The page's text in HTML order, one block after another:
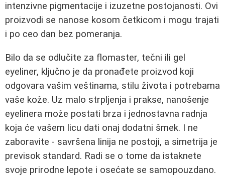
intenzivne pigmentacije i izuzetne postojanosti. Ovi
proizvodi se nanose kosom četkicom i mogu trajati
i po ceo dan bez pomeranja.
Bilo da se odlučite za flomaster, tečni ili gel
eyeliner, ključno je da pronađete proizvod koji
odgovara vašim veštinama, stilu života i potrebama
vaše kože. Uz malo strpljenja i prakse, nanošenje
eyelinera može postati brza i jednostavna radnja
koja će vašem licu dati onaj dodatni šmek. I ne
zaboravite - savršena linija ne postoji, a simetrija je
previsok standard. Radi se o tome da istaknete
svoje prirodne lepote i osećate se samopouzdano.